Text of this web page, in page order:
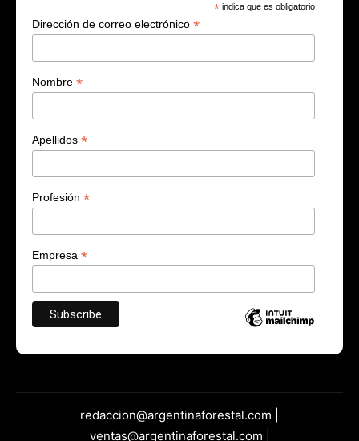
* indica que es obligatorio
Dirección de correo electrónico *
Nombre *
Apellidos *
Profesión *
Empresa *
redaccion@argentinaforestal.com |
ventas@argentinaforestal.com |